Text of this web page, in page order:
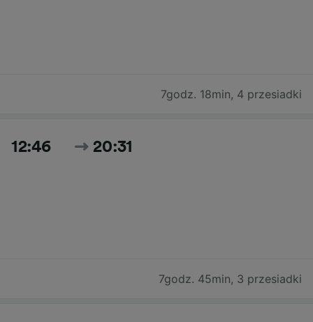
7godz. 18min, 4 przesiadki
12:46 20:31
7godz. 45min, 3 przesiadki